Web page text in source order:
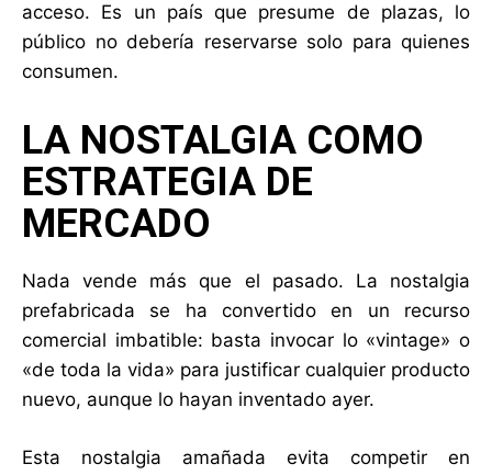
acceso. Es un país que presume de plazas, lo
público no debería reservarse solo para quienes
consumen.
LA NOSTALGIA COMO
ESTRATEGIA DE
MERCADO
Nada vende más que el pasado. La nostalgia
prefabricada se ha convertido en un recurso
comercial imbatible: basta invocar lo «vintage» o
«de toda la vida» para justificar cualquier producto
nuevo, aunque lo hayan inventado ayer.
Esta nostalgia amañada evita competir en